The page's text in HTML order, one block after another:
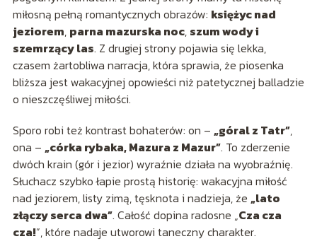
miłosną pełną romantycznych obrazów: księżyc nad
jeziorem, parna mazurska noc, szum wody i
szemrzący las. Z drugiej strony pojawia się lekka,
czasem żartobliwa narracja, która sprawia, że piosenka
bliższa jest wakacyjnej opowieści niż patetycznej balladzie
o nieszczęśliwej miłości.
Sporo robi też kontrast bohaterów: on – „góral z Tatr”,
ona – „córka rybaka, Mazura z Mazur”. To zderzenie
dwóch krain (gór i jezior) wyraźnie działa na wyobraźnię.
Słuchacz szybko łapie prostą historię: wakacyjna miłość
nad jeziorem, listy zimą, tęsknota i nadzieja, że „lato
złączy serca dwa”. Całość dopina radosne „Cza cza
cza!”, które nadaje utworowi taneczny charakter.